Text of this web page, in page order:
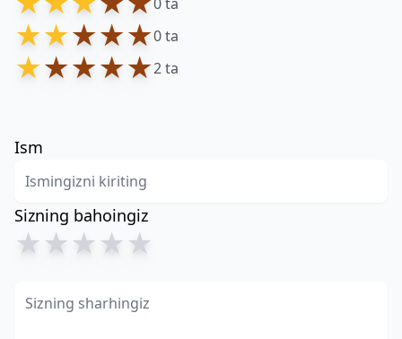
★★★★★0 ta
★★★★★2 ta
Ism
Sizning bahoingiz
★★★★★